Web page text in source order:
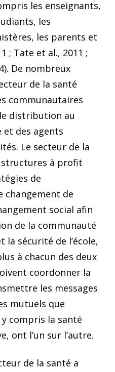
les enseignants,
les
les parents et
; Tate et al., 2011 ;
De nombreux
de la santé
communautaires
distribution au
et des agents
Le secteur de la
à profit
de
changement de
social afin
de la communauté
sécurité de l’école,
à chacun des deux
coordonner la
les messages
mutuels que
compris la santé
ont l’un sur l’autre.
de la santé a